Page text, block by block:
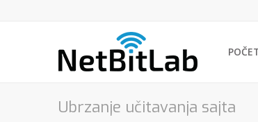
Ubrzanje učitavanja sajta